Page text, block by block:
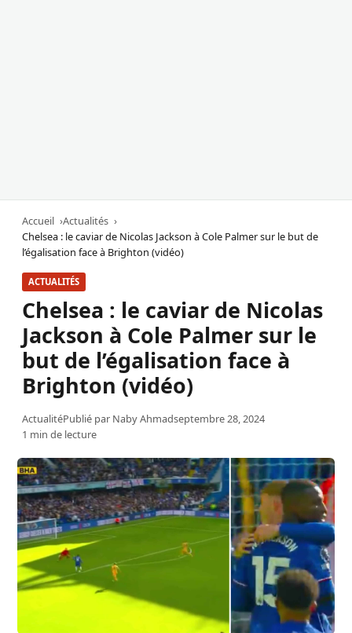
Accueil
Actualités
Chelsea : le caviar de Nicolas Jackson à Cole Palmer sur le but de
l’égalisation face à Brighton (vidéo)
ACTUALITÉS
Chelsea : le caviar de Nicolas
Jackson à Cole Palmer sur le
but de l’égalisation face à
Brighton (vidéo)
ActualitéPublié par Naby Ahmadseptembre 28, 2024
1 min de lecture